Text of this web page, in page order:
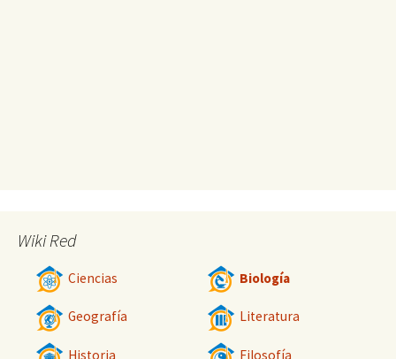
Wiki Red
Ciencias Biología
Geografía Literatura
Historia Filosofía